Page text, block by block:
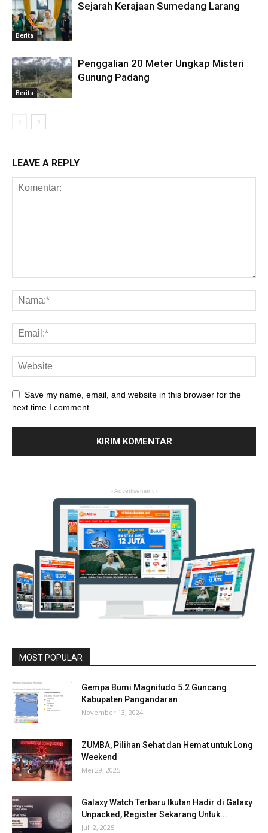
Berita
Sejarah Kerajaan Sumedang Larang
Berita
Penggalian 20 Meter Ungkap Misteri
Gunung Padang
LEAVE A REPLY
Save my name, email, and website in this browser for the
next time I comment.
- Advertisement -
MOST POPULAR
Gempa Bumi Magnitudo 5.2 Guncang
Kabupaten Pangandaran
November 13, 2024
ZUMBA, Pilihan Sehat dan Hemat untuk Long
Weekend
Mei 29, 2025
Galaxy Watch Terbaru Ikutan Hadir di Galaxy
Unpacked, Register Sekarang Untuk...
Juli 2, 2025